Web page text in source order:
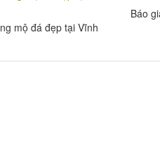
mộ đá đẹp tại Vĩnh
Báo